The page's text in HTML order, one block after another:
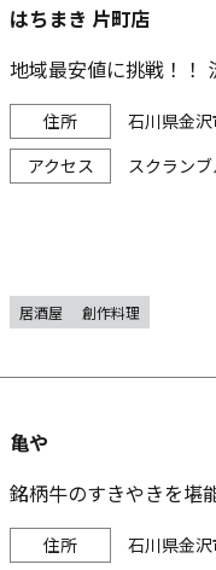
はちまき 片町店
地域最安値に挑戦！！
石川県金
スクラン
居酒屋 創作料理
亀や
銘柄牛のすきやきを堪
石川県金